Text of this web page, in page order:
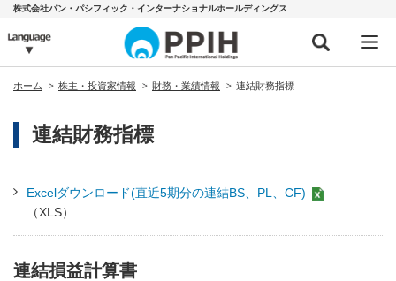
株式会社パン・パシフィック・インターナショナルホールディングス
ホーム 株主・投資家情報 財務・業績情報 連結財務指標
連結財務指標
Excelダウンロード(直近5期分の連結BS、PL、CF)
（XLS）
連結損益計算書